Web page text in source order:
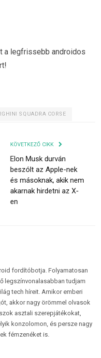
a legfrissebb androidos
SQUADRA CORSE
KÖVETKEZŐ CIKK
Elon Musk durván
beszólt az Apple-nek
és másoknak, akik nem
akarnak hirdetni az X-
en
fordítóbotja. Folyamatosan
legszínvonalasabban tudjam
tech híreit. Amikor emberi
akkor nagy örömmel olvasok
asztali szerepjátékokat,
konzolomon, és persze nagy
fémzenéket is.